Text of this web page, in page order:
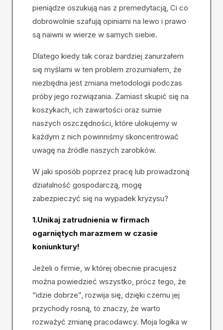
pieniądze oszukują nas z premedytacją, Ci co
dobrowolnie szafują opiniami na lewo i prawo
są naiwni w wierze w samych siebie.
Dlatego kiedy tak coraz bardziej zanurzałem
się myślami w ten problem zrozumiałem, że
niezbędna jest zmiana metodologii podczas
próby jego rozwiązania. Zamiast skupić się na
koszykach, ich zawartości oraz sumie
naszych oszczędności, które ulokujemy w
każdym z nich powinniśmy skoncentrować
uwagę na źródle naszych zarobków.
W jaki sposób poprzez pracę lub prowadzoną
działalność gospodarczą, mogę
zabezpieczyć się na wypadek kryzysu?
1.Unikaj zatrudnienia w firmach
ogarniętych marazmem w czasie
koniunktury!
Jeżeli o firmie, w której obecnie pracujesz
można powiedzieć wszystko, prócz tego, że
“idzie dobrze”, rozwija się, dzięki czemu jej
przychody rosną, to znaczy, że warto
rozważyć zmianę pracodawcy. Moja logika w